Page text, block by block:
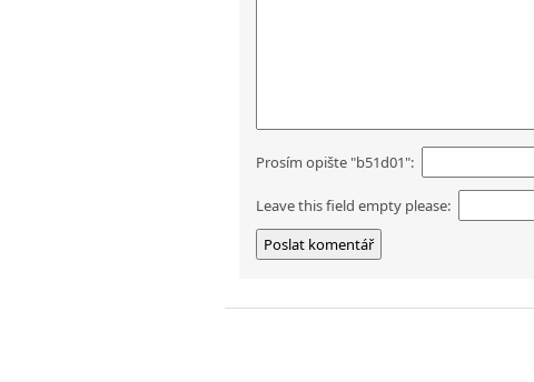
Prosím opište "b51d01":
Leave this field empty please: